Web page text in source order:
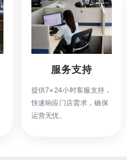
服务支持
提供7×24小时客服支持，
快速响应门店需求，确保
运营无忧。